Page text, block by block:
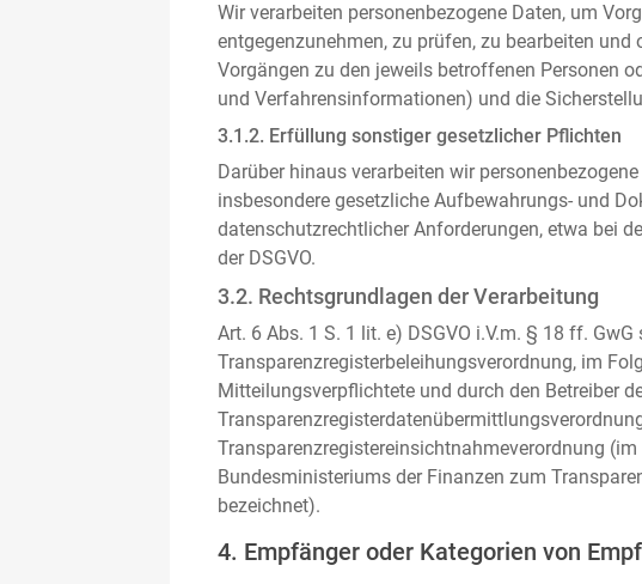
Wir verarbeiten personenbezogene Daten, um
entgegenzunehmen, zu prüfen, zu bearbeiten
Vorgängen zu den jeweils betroffenen Personen
und Verfahrensinformationen) und die
3.1.2. Erfüllung sonstiger gesetzlicher Pflichten
Darüber hinaus verarbeiten wir
insbesondere gesetzliche Aufbewahrungs- und
datenschutzrechtlicher Anforderungen, etwa bei
der DSGVO.
3.2. Rechtsgrundlagen der Verarbeitung
Art. 6 Abs. 1 S. 1 lit. e) DSGVO i.V.m. § 18 ff.
Transparenzregisterbeleihungsverordnung, im
Mitteilungsverpflichtete und durch den Betreiber
Transparenzregistereinsichtnahmeverordnung (im
Bundesministeriums der Finanzen zum
bezeichnet).
4. Empfänger oder Kategorien von